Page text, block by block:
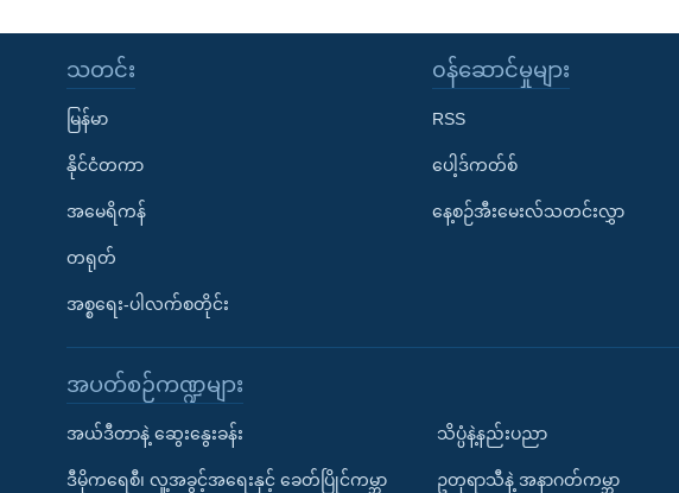
သတင်း
မြန်မာ
နိုင်ငံတကာ
အမေရိကန်
တရုတ်
အစ္စရေး-ပါလက်စတိုင်း
၀န်ဆောင်မှုများ
RSS
ပေါ့ဒ်ကတ်စ်
နေ့စဉ်အီးမေးလ်သတင်းလွှာ
အပတ်စဉ်ကဏ္ဍများ
အယ်ဒီတာနဲ့ ဆွေးနွေးခန်း
ဒီမိုကရေစီ၊ လူ့အခွင့်အရေးနှင့် ခေတ်ပြိုင်ကမ္ဘာ
သိပ္ပံနဲ့နည်းပညာ
ဥတုရာသီနဲ့ အနာဂတ်ကမ္ဘာ